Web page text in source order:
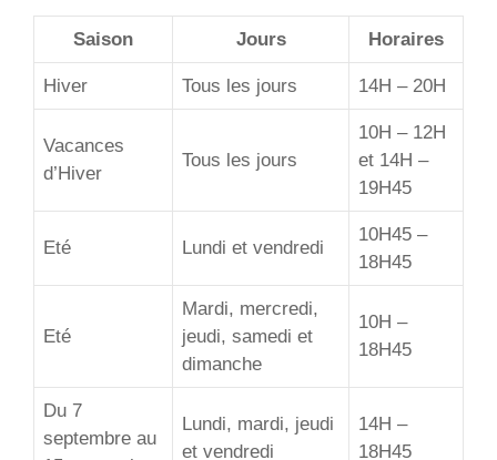
Saison Jours Horaires
Hiver Tous les jours 14H – 20H
Vacances
d’Hiver
Tous les jours
10H – 12H
et 14H –
19H45
Eté Lundi et vendredi
10H45 –
18H45
Eté
Mardi, mercredi,
jeudi, samedi et
dimanche
10H –
18H45
Du 7
septembre au
Lundi, mardi, jeudi
et vendredi
14H –
18H45